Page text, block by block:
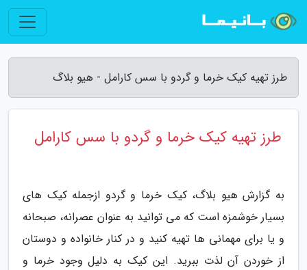
طرز تهیه کیک خرما و گردو با سس کارامل - هیو بلاگ
طرز تهیه کیک خرما و گردو با سس کارامل
به گزارش هیو بلاگ، کیک خرما و گردو ازجمله کیک های
بسیار خوشمزه است که می توانید به عنوان عصرانه، صبحانه
و یا برای مهمانی ها تهیه کنید و در کنار خانواده و دوستان
از خوردن آن لذت ببرید. این کیک به دلیل وجود خرما و